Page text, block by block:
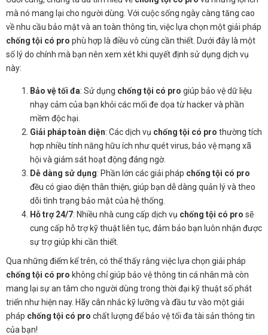
mà nó mang lại cho người dùng. Với cuộc sống ngày càng tăng cao
về nhu cầu bảo mật và an toàn thông tin, việc lựa chọn một giải pháp
chống tội có pro phù hợp là điều vô cùng cần thiết. Dưới đây là một
số lý do chính mà bạn nên xem xét khi quyết định sử dụng dịch vụ
này:
Bảo vệ tối đa: Sử dụng chống tội có pro giúp bảo vệ dữ liệu
nhạy cảm của bạn khỏi các mối đe dọa từ hacker và phần
mềm độc hại.
Giải pháp toàn diện: Các dịch vụ chống tội có pro thường tích
hợp nhiều tính năng hữu ích như quét virus, bảo vệ mạng xã
hội và giám sát hoạt động đáng ngờ.
Dễ dàng sử dụng: Phần lớn các giải pháp chống tội có pro
đều có giao diện thân thiện, giúp bạn dễ dàng quản lý và theo
dõi tình trạng bảo mật của hệ thống.
Hỗ trợ 24/7: Nhiều nhà cung cấp dịch vụ chống tội có pro sẽ
cung cấp hỗ trợ kỹ thuật liên tục, đảm bảo bạn luôn nhận được
sự trợ giúp khi cần thiết.
Qua những điểm kể trên, có thể thấy rằng việc lựa chọn giải pháp
chống tội có pro không chỉ giúp bảo vệ thông tin cá nhân mà còn
mang lại sự an tâm cho người dùng trong thời đại kỹ thuật số phát
triển như hiện nay. Hãy cân nhắc kỹ lưỡng và đầu tư vào một giải
pháp chống tội có pro chất lượng để bảo vệ tối đa tài sản thông tin
của bạn!